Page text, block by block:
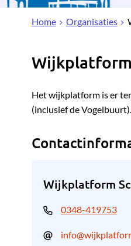
Home Organisaties
Het wijkplatform is er
(inclusief de
Wijkplatform
0348-419753